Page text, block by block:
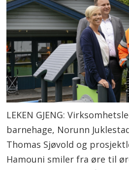
LEKEN GJENG:
barnehage, Norunn
Thomas Sjøvold og
Hamouni smiler fra øre til